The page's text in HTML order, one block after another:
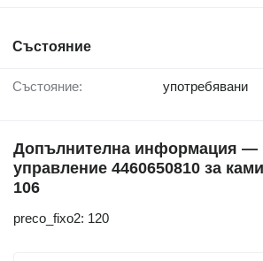
Състояние
Състояние: употребявани
Допълнителна информация —
управление 4460650810 за
106
preco_fixo2: 120